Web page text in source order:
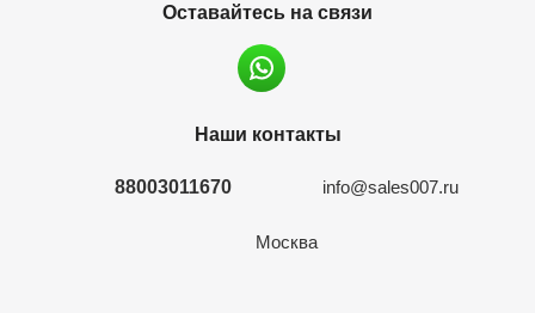
Оставайтесь на связи
Наши контакты
88003011670 info@sales007.ru
Москва